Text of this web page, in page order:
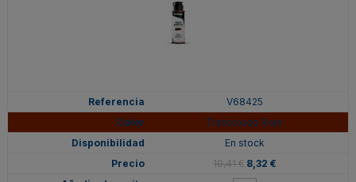
V68425
Transóxido Rojo
En stock
10,41 € 8,32 €